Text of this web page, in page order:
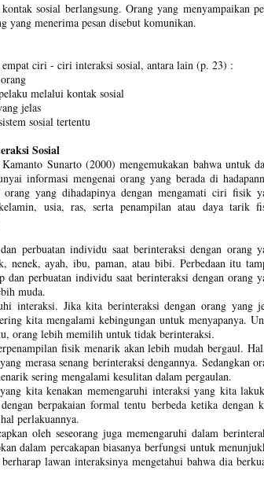
sosial berlangsung. Orang yang menyampaikan
yang menerima pesan disebut komunikan.
ciri - ciri interaksi sosial, antara lain (p. 23) :
melalui kontak sosial
jelas
sosial tertentu
Sosial
Sunarto (2000) mengemukakan bahwa untuk
informasi mengenai orang yang berada di
yang dihadapinya dengan mengamati ciri fisik
usia, ras, serta penampilan atau daya tarik
perbuatan individu saat berinteraksi dengan orang
nenek, ayah, ibu, paman, atau bibi. Perbedaan itu
dan perbuatan individu saat berinteraksi dengan orang
muda.
interaksi. Jika kita berinteraksi dengan orang yang
kita mengalami kebingungan untuk menyapanya.
orang lebih memilih untuk tidak berinteraksi.
fisik menarik akan lebih mudah bergaul.
merasa senang berinteraksi dengannya. Sedangkan
sering mengalami kesulitan dalam pergaulan.
kita kenakan memengaruhi interaksi yang kita
berpakaian formal tentu berbeda ketika dengan
perlakuannya.
oleh seseorang juga memengaruhi dalam
dalam percakapan biasanya berfungsi untuk
lawan interaksinya mengetahui bahwa dia